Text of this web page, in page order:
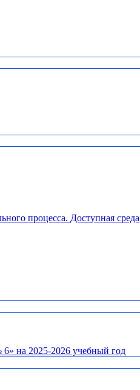
процесса. Доступная среда
на 2025-2026 учебный год